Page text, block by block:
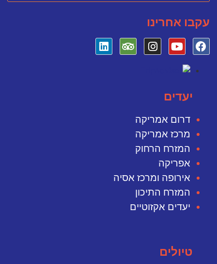
עקבו אחרינו
יעדים
דרום אמריקה
מרכז אמריקה
המזרח הרחוק
אפריקה
אירופה ומרכז אסיה
המזרח התיכון
יעדים אקזוטיים
טיולים